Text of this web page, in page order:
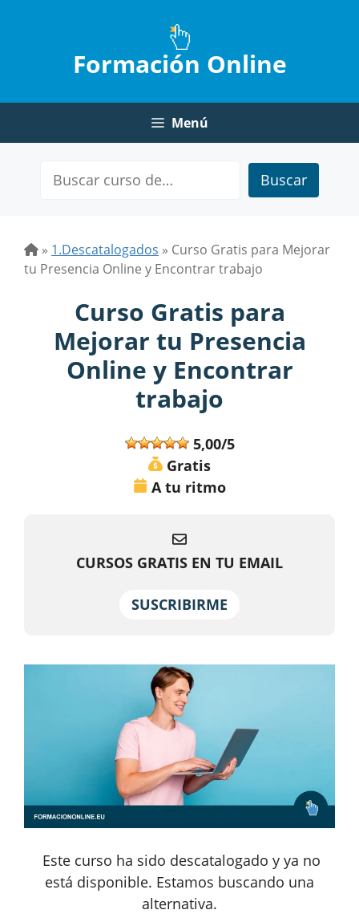
Formación Online
Menú
Buscar
» 1.Descatalogados » Curso Gratis para Mejorar
tu Presencia Online y Encontrar trabajo
Curso Gratis para
Mejorar tu Presencia
Online y Encontrar
trabajo
5,00/5
Gratis
A tu ritmo
CURSOS GRATIS EN TU EMAIL
SUSCRIBIRME
Este curso ha sido descatalogado y ya no
está disponible. Estamos buscando una
alternativa.